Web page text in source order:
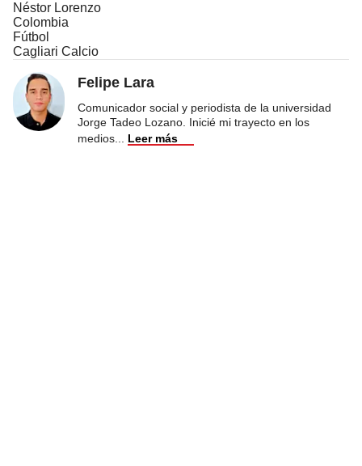
Néstor Lorenzo
Colombia
Fútbol
Cagliari Calcio
Felipe Lara
Comunicador social y periodista de la universidad
Jorge Tadeo Lozano. Inicié mi trayecto en los
medios
Leer más